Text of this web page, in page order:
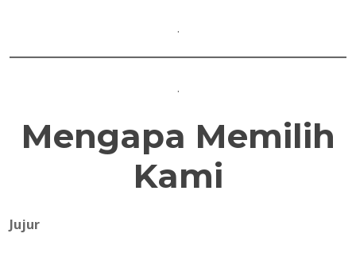
.
.
Mengapa Memilih
Kami
Jujur